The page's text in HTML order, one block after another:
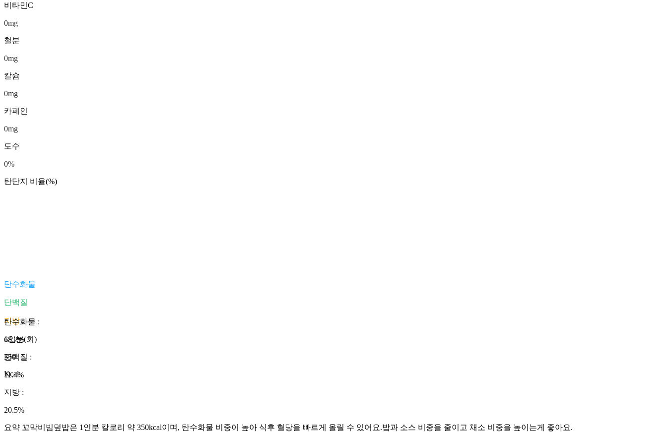
비타민C
0mg
철분
0mg
칼슘
0mg
카페인
0mg
도수
0%
탄단지 비율(%)
탄수화물
단백질
지방
1인분(회)
350
Kcal
탄수화물 :
68.2%
단백질 :
11.4%
지방 :
20.5%
요약 꼬막비빔덮밥은 1인분 칼로리 약 350kcal이며, 탄수화물 비중이 높아 식후 혈당을 빠르게 올릴 수 있어요.밥과 소스 비중을 줄이고 채소 비중을 높이는게 좋아요.